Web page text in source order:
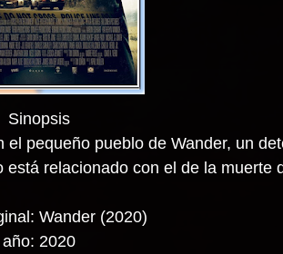
Sinopsis
pequeño pueblo de Wander, un
está relacionado con el de la muerte
Wander (2020)
año: 2020